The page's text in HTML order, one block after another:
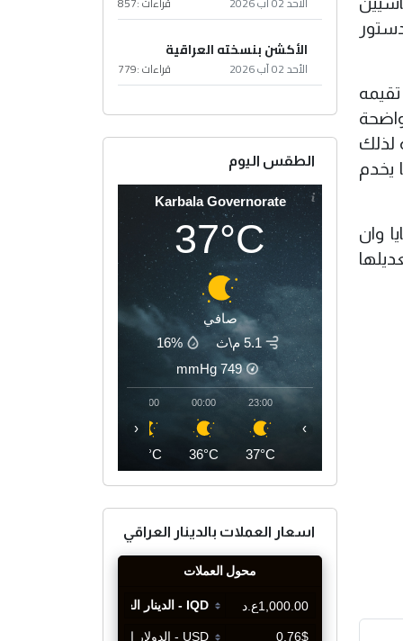
لذلك
يخدم
وان
الأكشن بنسخته العراقية
الأحد 02 آب 2026 قراءات :779
الطقس اليوم
Karbala Governorate
37°C
صافي
5.1 م\ث
16%
749
mmHg
23:00
37°C
00:00
36°C
01:00
36°C
‹ ›
اسعار العملات بالدينار العراقي